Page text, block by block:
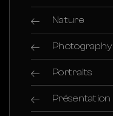
Nature
Photography
Portraits
Présentation